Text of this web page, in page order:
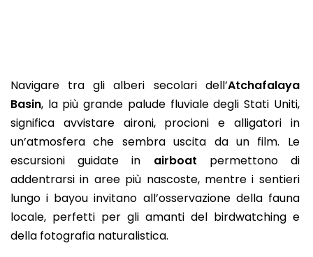
Navigare tra gli alberi secolari dell’Atchafalaya
Basin, la più grande palude fluviale degli Stati Uniti,
significa avvistare aironi, procioni e alligatori in
un’atmosfera che sembra uscita da un film. Le
escursioni guidate in airboat permettono di
addentrarsi in aree più nascoste, mentre i sentieri
lungo i bayou invitano all’osservazione della fauna
locale, perfetti per gli amanti del birdwatching e
della fotografia naturalistica.